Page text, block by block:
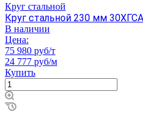
Круг стальной
Круг стальной 230 мм 30ХГСА
В наличии
Цена:
75 980 руб/т
24 777 руб/м
Купить